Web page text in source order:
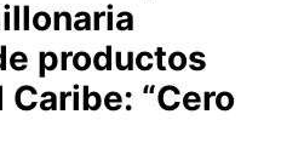
productos
“Cero